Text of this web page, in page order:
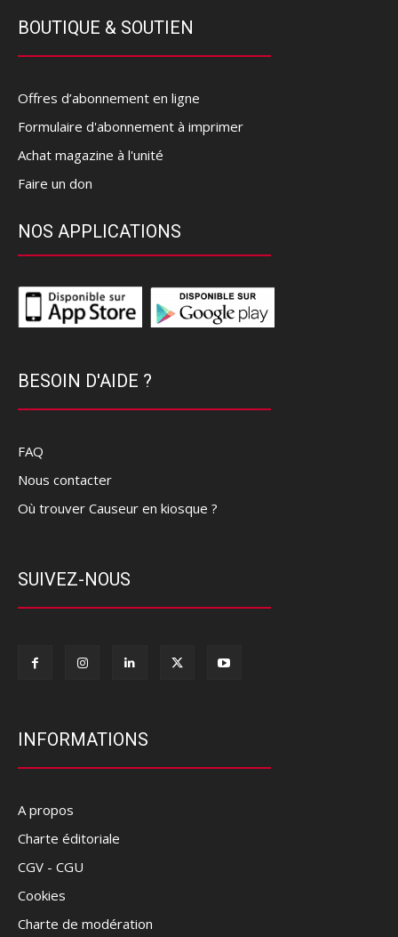
BOUTIQUE & SOUTIEN
Offres d’abonnement en ligne
Formulaire d'abonnement à imprimer
Achat magazine à l'unité
Faire un don
NOS APPLICATIONS
BESOIN D'AIDE ?
FAQ
Nous contacter
Où trouver Causeur en kiosque ?
SUIVEZ-NOUS
INFORMATIONS
A propos
Charte éditoriale
CGV - CGU
Cookies
Charte de modération